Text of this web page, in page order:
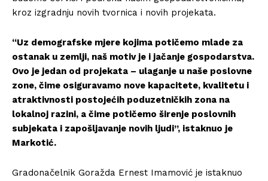
kroz izgradnju novih tvornica i novih projekata.
“Uz demografske mjere kojima potičemo mlade za
ostanak u zemlji, naš motiv je i jačanje gospodarstva.
Ovo je jedan od projekata – ulaganje u naše poslovne
zone, čime osiguravamo nove kapacitete, kvalitetu i
atraktivnosti postojećih poduzetničkih zona na
lokalnoj razini, a čime potičemo širenje poslovnih
subjekata i zapošljavanje novih ljudi”, istaknuo je
Markotić.
Gradonačelnik Goražda Ernest Imamović je istaknuo